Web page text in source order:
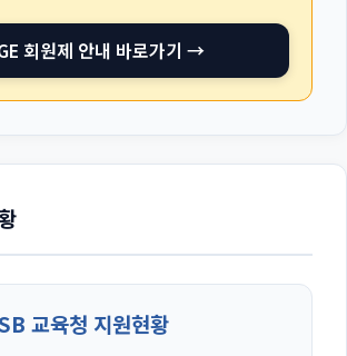
회원제 안내 바로가기 →
교육청 지원현황